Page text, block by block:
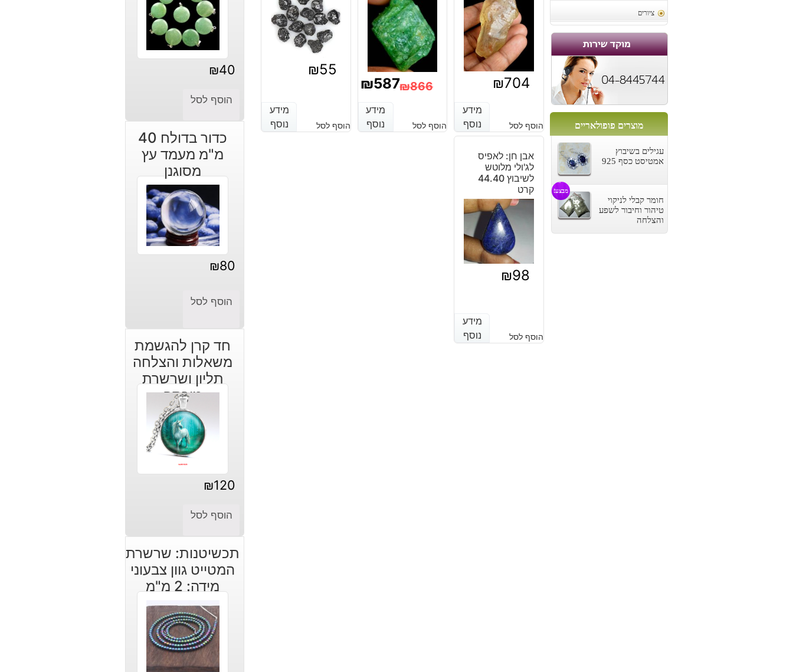
ציורים
מוצרים פופולאריים
עגילים בשיבוץ
אמטיסט כסף 925
חומר קבלי לניקוי
טיהור וחיבור לשפע
והצלחה
מבצע!
מ"מ
במשקל:
כ
2
קרט
₪704
מידע
נוסף
הוסף לסל
מידע
נוסף
₪866
המקורי
₪587
הנוכחי
מידע
נוסף
הוסף לסל
מידע
נוסף
₪55
מידע
נוסף
הוסף לסל
מידע
נוסף
אבן חן: לאפיס
לג'ולי מלוטש
לשיבוץ 44.40
קרט
₪98
מידע
נוסף
הוסף לסל
מידע
נוסף
₪40
הוסף לסל
כדור בדולח 40
מ"מ מעמד עץ
מסוגנן
₪80
הוסף לסל
חד קרן להגשמת
משאלות והצלחה
תליון ושרשרת
מוכסף
₪120
הוסף לסל
תכשיטנות: שרשרת
המטייט גוון צבעוני
מידה: 2 מ"מ